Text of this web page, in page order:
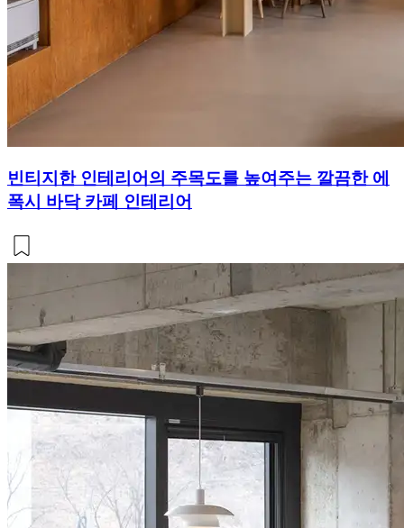
빈티지한 인테리어의 주목도를 높여주는 깔끔한 에
폭시 바닥 카페 인테리어